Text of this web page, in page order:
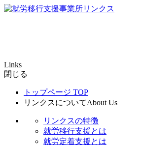
Links
閉じる
トップページ TOP
リンクスについてAbout Us
リンクスの特徴
就労移行支援とは
就労定着支援とは